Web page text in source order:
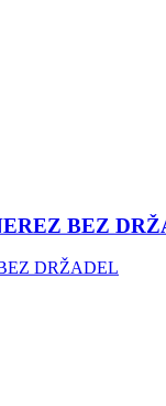
BEZ
DRŽADEL